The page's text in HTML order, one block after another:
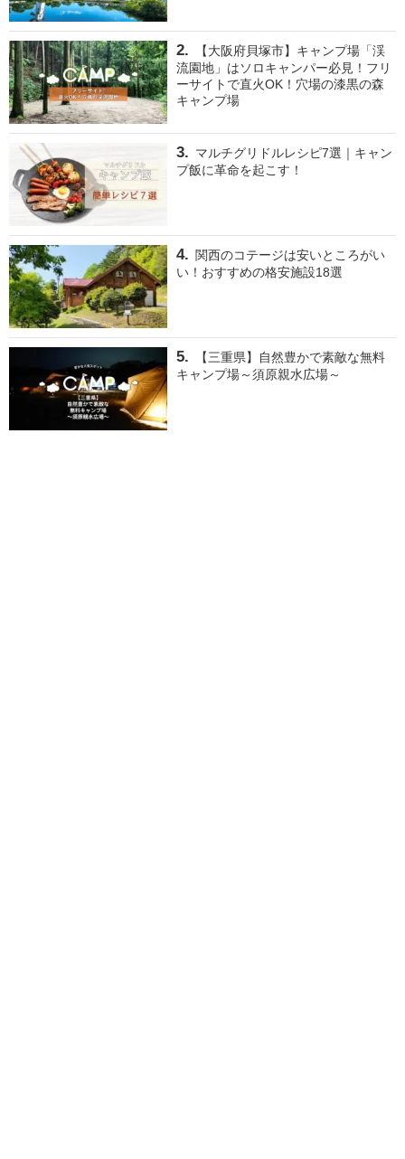
【大阪府貝塚市】キャンプ場「渓
流園地」はソロキャンパー必見！フリ
ーサイトで直火OK！穴場の漆黒の森
キャンプ場
マルチグリドルレシピ7選｜キャン
プ飯に革命を起こす！
関西のコテージは安いところがい
い！おすすめの格安施設18選
【三重県】自然豊かで素敵な無料
キャンプ場～須原親水広場～